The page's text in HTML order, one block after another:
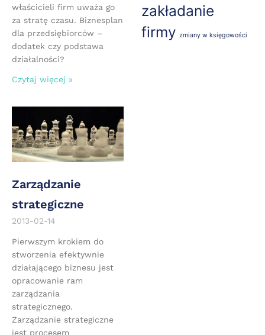
właścicieli firm uważa go
za stratę czasu. Biznesplan
dla przedsiębiorców –
dodatek czy podstawa
działalności?
Czytaj więcej »
Zarządzanie
strategiczne
2013-02-14
Pierwszym krokiem do
stworzenia efektywnie
działającego biznesu jest
opracowanie ram
zarządzania
strategicznego.
Zarządzanie strategiczne
jest procesem
zakładanie
firmy zmiany w księgowości